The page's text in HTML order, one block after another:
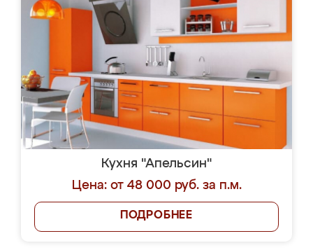
Кухня "Апельсин"
Цена: от 48 000 руб. за п.м.
ПОДРОБНЕЕ